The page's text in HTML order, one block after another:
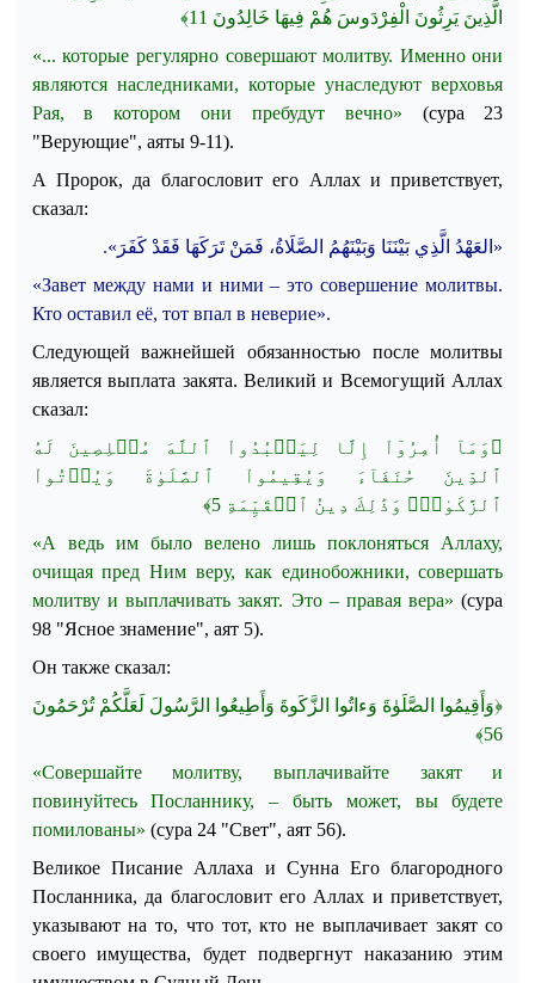
الَّذِينَ يَرِثُونَ الْفِرْدَوسَ هُمْ فِيهَا خَالِدُونَ
﴾
«... которые регулярно совершают молитву. Именно они
являются наследниками, которые унаследуют верховья
Рая, в котором они пребудут вечно»
(сура 23
"Верующие", аяты 9-11).
А Пророк, да благословит его Аллах и приветствует,
сказал:
«العَهْدُ الَّذِي بَيْنَنَا وَبَيْنَهُمُ الصَّلَاةُ، فَمَنْ تَرَكَهَا فَقَدْ كَفَرَ».
«Завет между нами и ними – это совершение молитвы.
Кто оставил её, тот впал в неверие».
Следующей важнейшей обязанностью после молитвы
является выплата закята. Великий и Всемогущий Аллах
сказал:
﴿وَمَآ أُمِرُوٓاْ إِلَّا لِيَعۡبُدُواْ ٱللَّهَ مُخۡلِصِينَ لَهُ
ٱلدِّينَ حُنَفَآءَ وَيُقِيمُواْ ٱلصَّلَوٰةَ وَيُؤۡتُواْ
ٱلزَّكَوٰةَۚ وَذَٰلِكَ دِينُ ٱلۡقَيِّمَةِ 5﴾
«А ведь им было велено лишь поклоняться Аллаху,
очищая пред Ним веру, как единобожники, совершать
молитву и выплачивать закят. Это – правая вера» (сура
98 "Ясное знамение", аят 5).
Он также сказал:
﴿وَأَقِيمُوا الصَّلَوٰةَ وَءاتُوا الزَّكَوةَ وَأَطِيعُوا الرَّسُولَ لَعَلَّكُمْ تُرْحَمُونَ
56﴾
«Совершайте молитву, выплачивайте закят и
повинуйтесь Посланнику, – быть может, вы будете
помилованы» (сура 24 "Свет", аят 56).
Великое Писание Аллаха и Сунна Его благородного
Посланника, да благословит его Аллах и приветствует,
указывают на то, что тот, кто не выплачивает закят со
своего имущества, будет подвергнут наказанию этим